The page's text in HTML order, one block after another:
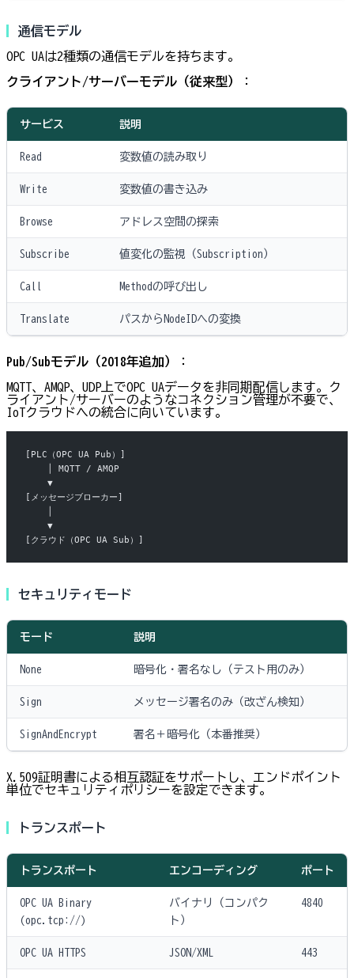
通信モデル
OPC UAは2種類の通信モデルを持ちます。
クライアント/サーバーモデル（従来型）
：
サービス 説明
Read 変数値の読み取り
Write 変数値の書き込み
Browse アドレス空間の探索
Subscribe 値変化の監視（Subscription）
Call Methodの呼び出し
Translate パスからNodeIDへの変換
Pub/Subモデル（2018年追加）
：
MQTT、AMQP、UDP上でOPC UAデータを非同期配信します。ク
ライアント/サーバーのようなコネクション管理が不要で、
IoTクラウドへの統合に向いています。
[PLC（OPC UA Pub）]
    │ MQTT / AMQP
    ▼
[メッセージブローカー]
    ▼
[クラウド（OPC UA Sub）]
セキュリティモード
モード 説明
None 暗号化・署名なし（テスト用のみ）
Sign メッセージ署名のみ（改ざん検知）
SignAndEncrypt 署名＋暗号化（本番推奨）
X.509証明書による相互認証をサポートし、エンドポイント
単位でセキュリティポリシーを設定できます。
トランスポート
トランスポート エンコーディング ポート
OPC UA Binary
(opc.tcp://)
バイナリ（コンパク
ト）
4840
OPC UA HTTPS JSON/XML 443